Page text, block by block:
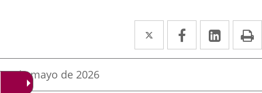
Twitter
Enlace
a
Facebook
Enlace
a
Enlace
a
Fecha
27 de mayo de 2026